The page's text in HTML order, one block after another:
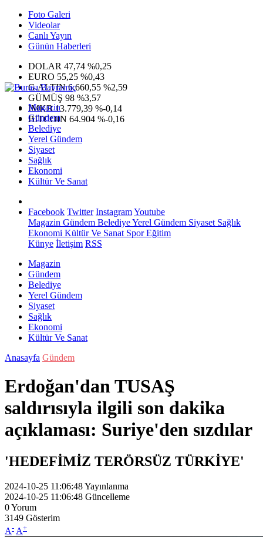
Foto Galeri
Videolar
Canlı Yayın
Günün Haberleri
DOLAR 47,74 %0,25
EURO 55,25 %0,43
G.ALTIN6.660,55 %2,59
GÜMÜŞ 98 %3,57
IMKB13.779,39 %-0,14
BITCOIN 64.904 %-0,16
Magazin
Gündem
Belediye
Yerel Gündem
Siyaset
Sağlık
Ekonomi
Kültür Ve Sanat
Facebook Twitter InstagramYoutube
Magazin Gündem BelediyeYerel Gündem Siyaset Sağlık
Ekonomi Kültür Ve Sanat SporEğitim
Künye İletişim RSS
Magazin
Gündem
Belediye
Yerel Gündem
Siyaset
Sağlık
Ekonomi
Kültür Ve Sanat
Anasayfa Gündem
Erdoğan'dan TUSAŞ
saldırısıyla ilgili son dakika
açıklaması: Suriye'den sızdılar
'HEDEFİMİZ TERÖRSÜZ TÜRKİYE'
2024-10-25 11:06:48Yayınlanma
2024-10-25 11:06:48 Güncelleme
0Yorum
3149 Gösterim
A- A+